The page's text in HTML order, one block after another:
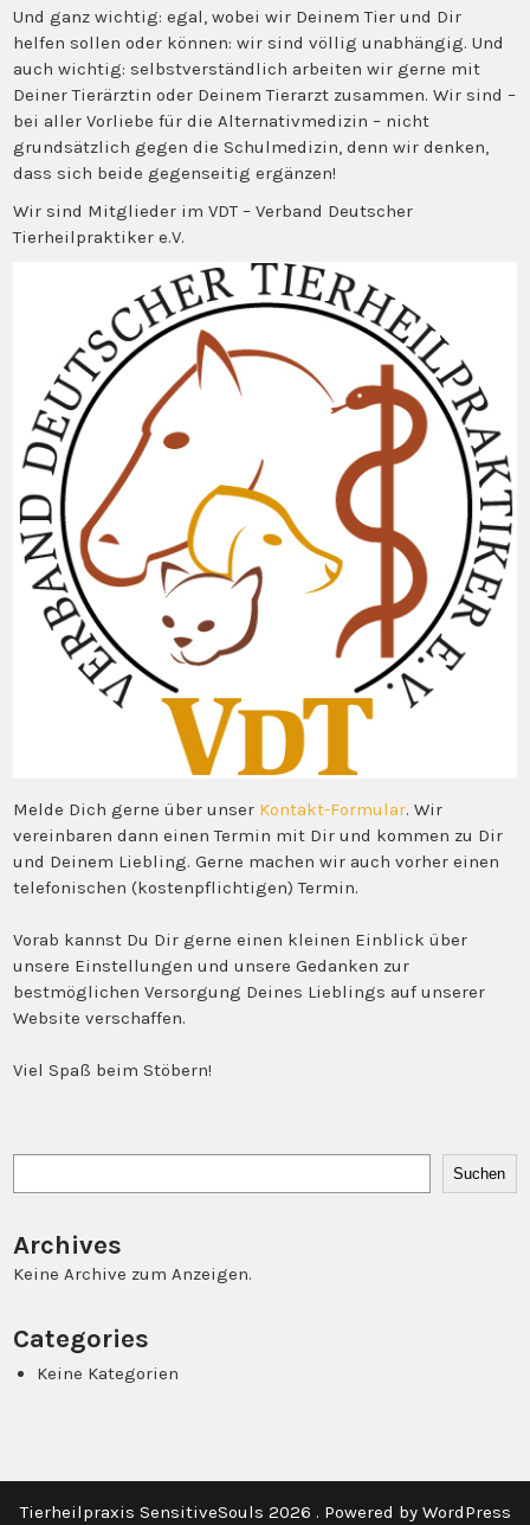
Und ganz wichtig: egal, wobei wir Deinem Tier und Dir
helfen sollen oder können: wir sind völlig unabhängig. Und
auch wichtig: selbstverständlich arbeiten wir gerne mit
Deiner Tierärztin oder Deinem Tierarzt zusammen. Wir sind –
bei aller Vorliebe für die Alternativmedizin – nicht
grundsätzlich gegen die Schulmedizin, denn wir denken,
dass sich beide gegenseitig ergänzen!
Wir sind Mitglieder im VDT – Verband Deutscher
Tierheilpraktiker e.V.
Melde Dich gerne über unser Kontakt-Formular. Wir
vereinbaren dann einen Termin mit Dir und kommen zu Dir
und Deinem Liebling. Gerne machen wir auch vorher einen
telefonischen (kostenpflichtigen) Termin.
Vorab kannst Du Dir gerne einen kleinen Einblick über
unsere Einstellungen und unsere Gedanken zur
bestmöglichen Versorgung Deines Lieblings auf unserer
Website verschaffen.
Viel Spaß beim Stöbern!
Suchen
Archives
Keine Archive zum Anzeigen.
Categories
Keine Kategorien
Tierheilpraxis SensitiveSouls 2026 . Powered by WordPress